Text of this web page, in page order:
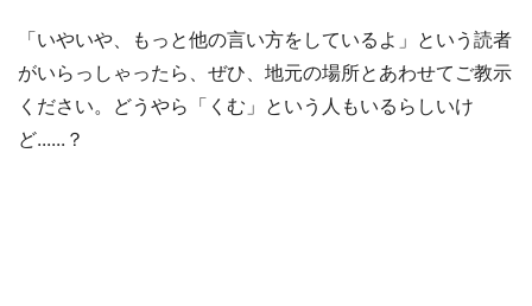
「いやいや、もっと他の言い方をしているよ」という読者
がいらっしゃったら、ぜひ、地元の場所とあわせてご教示
ください。どうやら「くむ」という人もいるらしいけ
ど......？